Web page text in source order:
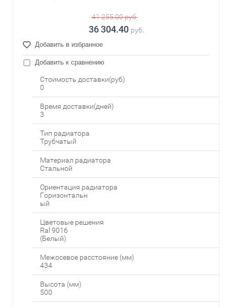
41 255.00руб.
36 304.40 руб.
Добавить в избранное
Добавить к сравнению
Стоимость доставки(руб)
0
Время доставки(дней)
3
Тип радиатора
Трубчатый
Материал радиатора
Стальной
Ориентация радиатора
Горизонтальн
ый
Цветовые решения
Ral 9016
(Белый)
Межосевое расстояние (мм)
434
Высота (мм)
500